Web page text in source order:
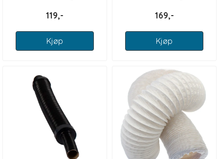
119,-
Kjøp
169,-
Kjøp